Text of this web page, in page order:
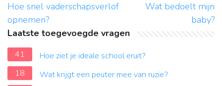
Hoe snel vaderschapsverlof
opnemen?
Wat bedoelt mijn
baby?
Laatste toegevoegde vragen
41
Hoe ziet je ideale school eruit?
18
Wat krijgt een peuter mee van ruzie?